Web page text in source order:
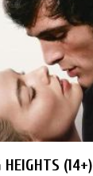
(14+)